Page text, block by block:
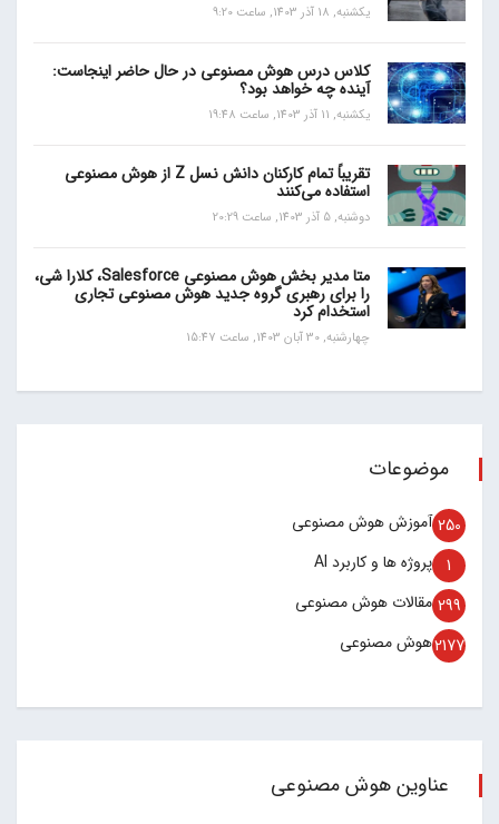
یکشنبه, 18 آذر 1403, ساعت 9:20
کلاس درس هوش مصنوعی در حال حاضر اینجاست:
آینده چه خواهد بود؟
یکشنبه, 11 آذر 1403, ساعت 19:48
تقریباً تمام کارکنان دانش نسل Z از هوش مصنوعی
استفاده می‌کنند
دوشنبه, 5 آذر 1403, ساعت 20:29
متا مدیر بخش هوش مصنوعی Salesforce، کلارا شی،
را برای رهبری گروه جدید هوش مصنوعی تجاری
استخدام کرد
چهارشنبه, 30 آبان 1403, ساعت 15:47
موضوعات
آموزش هوش مصنوعی 250
پروژه ها و کاربرد AI 1
مقالات هوش مصنوعی 299
هوش مصنوعی2177
عناوین هوش مصنوعی